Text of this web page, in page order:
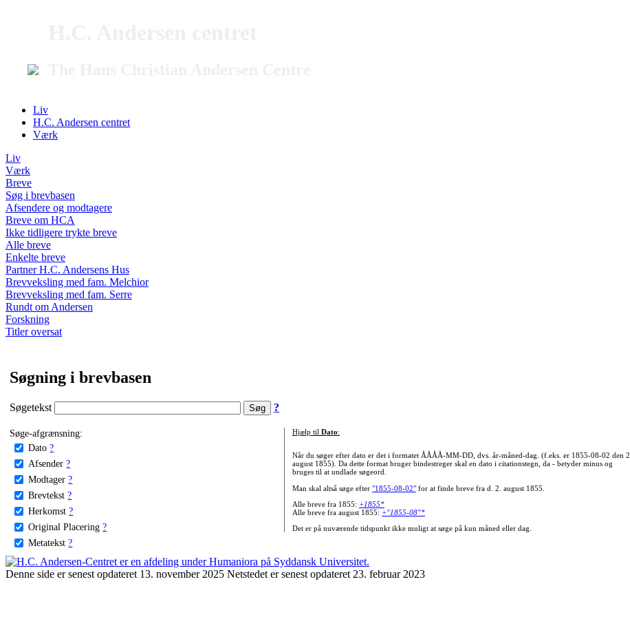
Liv
H.C. Andersen centret
Værk
Liv
Værk
Breve
Søg i brevbasen
Afsendere og modtagere
Breve om HCA
Ikke tidligere trykte breve
Alle breve
Enkelte breve
Partner H.C. Andersens Hus
Brevveksling med fam. Melchior
Brevveksling med fam. Serre
Rundt om Andersen
Forskning
Titler oversat
Søgning i brevbasen
Søgetekst ?
Søge-afgrænsning:
Dato ?
Afsender ?
Modtager ?
Brevtekst ?
Herkomst ?
Original Placering ?
Metatekst ?
Hjælp til Dato:
Når du søger efter dato er det i formatet ÅÅÅÅ-MM-DD, dvs. år-måned-dag. (f.eks. er 1855-08-02 den 2.
august 1855). Da dette format bruger bindestreger skal en dato i citationstegn, da - betyder minus og
bruges til at undlade søgeord.
Man skal altså søge efter "1855-08-02"for at finde breve fra d. 2. august 1855.
Alle breve fra 1855: +1855*
Alle breve fra august 1855: +"1855-08"*
Det er på nuværende tidspunkt ikke muligt at søge på kun måned eller dag.
Denne side er senest opdateret 13. november 2025 Netstedet er senest opdateret 23. februar 2023